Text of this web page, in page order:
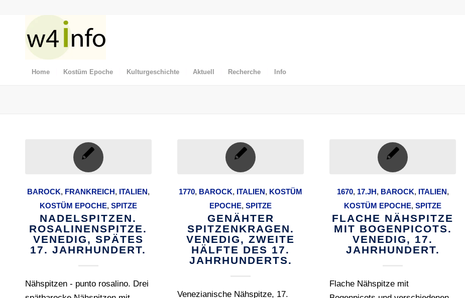
Home Kostüm Epoche Kulturgeschichte Aktuell Recherche Info
BAROCK, FRANKREICH, ITALIEN,
KOSTÜM EPOCHE, SPITZE
NADELSPITZEN.
ROSALINENSPITZE.
VENEDIG, SPÄTES
17. JAHRHUNDERT.
Nähspitzen - punto rosalino. Drei
1770, BAROCK, ITALIEN, KOSTÜM
EPOCHE,SPITZE
GENÄHTER
SPITZENKRAGEN.
VENEDIG, ZWEITE
HÄLFTE DES 17.
JAHRHUNDERTS.
Venezianische Nähspitze, 17.
1670, 17.JH, BAROCK, ITALIEN,
KOSTÜM EPOCHE,SPITZE
FLACHE NÄHSPITZE
MIT BOGENPICOTS.
VENEDIG, 17.
JAHRHUNDERT.
Flache Nähspitze mit